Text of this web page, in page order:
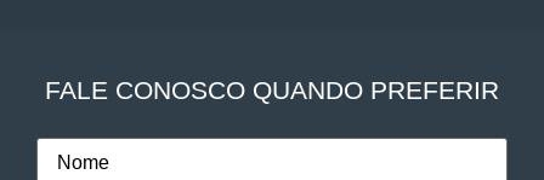
FALE CONOSCO QUANDO PREFERIR